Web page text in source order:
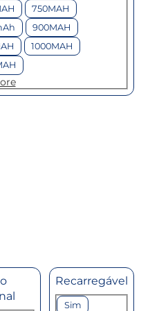
750MAH
900MAH
1000MAH
Recarregável
Recarregável
Sim